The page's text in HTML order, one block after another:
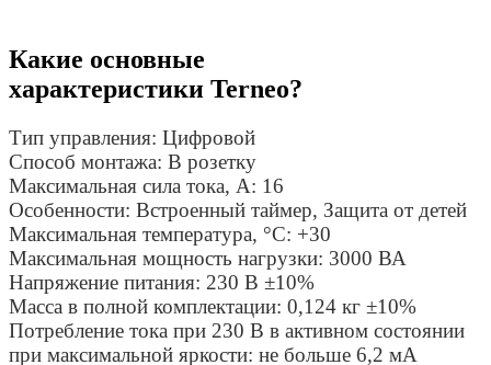
Какие основные
характеристики Terneo?
Тип управления: Цифровой
Способ монтажа: В розетку
Максимальная сила тока, A: 16
Особенности: Встроенный таймер, Защита от детей
Максимальная температура, °C: +30
Максимальная мощность нагрузки: 3000 ВА
Напряжение питания: 230 В ±10%
Масса в полной комплектации: 0,124 кг ±10%
Потребление тока при 230 В в активном состоянии
при максимальной яркости: не больше 6,2 мА